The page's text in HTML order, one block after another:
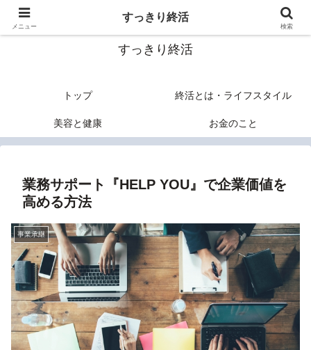
終活のヒントあれこれ
すっきり終活
トップ 終活とは・ライフスタイル
美容と健康 お金のこと
業務サポート『HELP YOU』で企業価値を
高める方法
事業承継
メニュー
すっきり終活
検索